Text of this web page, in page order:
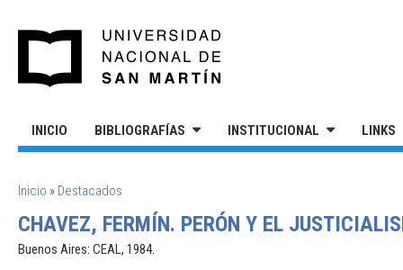
INICIO BIBLIOGRAFÍAS INSTITUCIONAL LINKS
SE ENCUENTRA USTED AQUÍ
Inicio » Destacados
CHAVEZ, FERMÍN. PERÓN Y EL
Buenos Aires: CEAL, 1984.